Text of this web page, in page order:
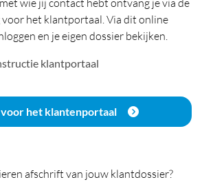
het klantportaal. Via dit online
en je eigen dossier bekijken.
klantportaal
het klantenportaal
afschrift van jouw klantdossier?